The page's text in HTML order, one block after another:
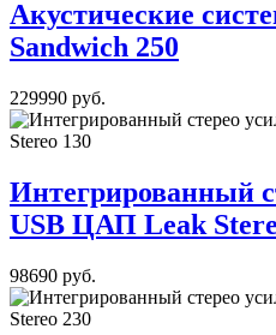
Акустические
Sandwich 250
229990 руб.
Интегрированный
USB ЦАП Leak
98690 руб.